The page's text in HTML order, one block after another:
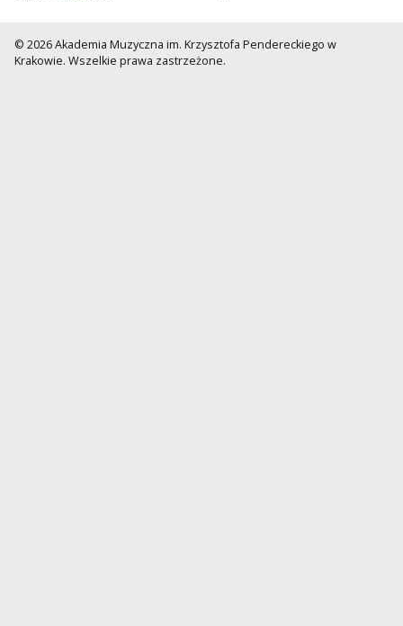
© 2026 Akademia Muzyczna im. Krzysztofa Pendereckiego w
Krakowie. Wszelkie prawa zastrzeżone.